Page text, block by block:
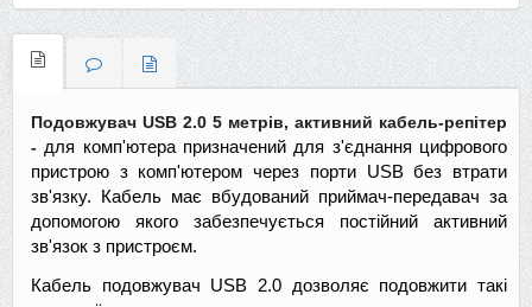
Подовжувач USB 2.0 5 метрів, активний кабель-репітер
- для комп'ютера призначений для з'єднання цифрового
пристрою з комп'ютером через порти USB без втрати
зв'язку. Кабель має вбудований приймач-передавач за
допомогою якого забезпечується постійний активний
зв'язок з пристроєм.
Кабель подовжувач USB 2.0 дозволяє подовжити такі